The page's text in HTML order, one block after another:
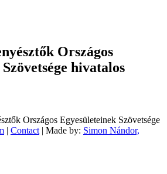
Országos
hivatalos
Országos Egyesületeinek Szövetsége
| Contact | Made by: Simon Nándor,